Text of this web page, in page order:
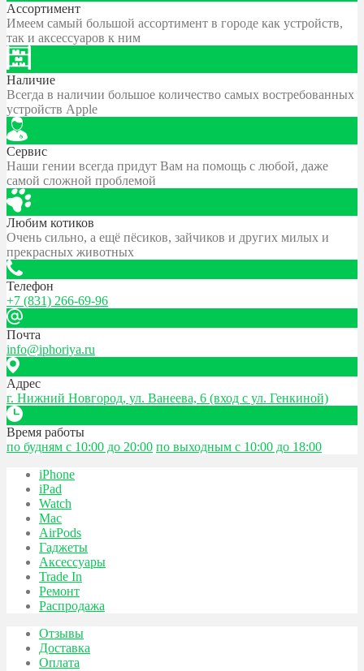
Ассортимент
Имеем самый большой ассортимент в городе как устройств,
так и аксессуаров к ним
Наличие
Всегда в наличии большое количество самых востребованных
устройств Apple
Сервис
Наши гении всегда придут Вам на помощь с любой, даже
самой сложной проблемой
Любим котиков
Очень сильно, а ещё пёсиков, зайчиков и других милых и
прекрасных животных
Телефон
+7 (831) 266-69-96
Почта
info@iphoriya.ru
Адрес
г. Нижний Новгород, ул. Ванеева, 6 (вход с ул. Генкиной)
Время работы
по будням с 10:00 до 20:00 по выходным с 10:00 до 18:00
iPhone
iPad
Watch
Mac
AirPods
Гаджеты
Аксессуары
Trade In
Ремонт
Распродажа
Отзывы
Доставка
Оплата